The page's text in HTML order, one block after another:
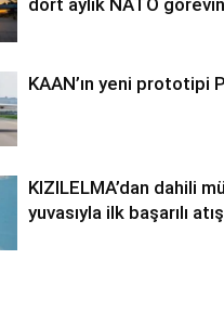
dört aylık NATO
KAAN’ın yeni prototipi
KIZILELMA’dan dahili
yuvasıyla ilk başarılı atış